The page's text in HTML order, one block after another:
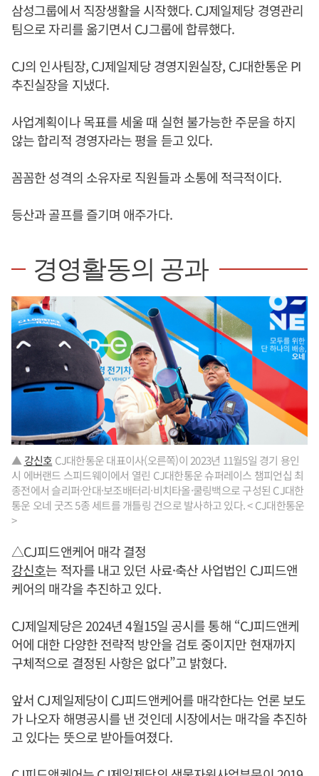
삼성그룹에서 직장생활을 시작했다. CJ제일제당 경영관리
팀으로 자리를 옮기면서 CJ그룹에 합류했다.
CJ의 인사팀장, CJ제일제당 경영지원실장, CJ대한통운 PI
추진실장을 지냈다.
사업계획이나 목표를 세울 때 실현 불가능한 주문을 하지
않는 합리적 경영자라는 평을 듣고 있다.
꼼꼼한 성격의 소유자로 직원들과 소통에 적극적이다.
등산과 골프를 즐기며 애주가다.
경영활동의 공과
▲ 강신호 CJ대한통운 대표이사(오른쪽)이 2023년 11월5일 경기 용인
시 에버랜드 스피드웨이에서 열린 CJ대한통운 슈퍼레이스 챔피언십 최
종전에서 슬리퍼·안대·보조배터리·비치타올·쿨링백으로 구성된 CJ대한
통운 오네 굿즈 5종 세트를 개틀링 건으로 발사하고 있다. < CJ대한통운
>
△CJ피드앤케어 매각 결정
강신호는 적자를 내고 있던 사료·축산 사업법인 CJ피드앤
케어의 매각을 추진하고 있다.
CJ제일제당은 2024년 4월15일 공시를 통해 “CJ피드앤케
어에 대한 다양한 전략적 방안을 검토 중이지만 현재까지
구체적으로 결정된 사항은 없다”고 밝혔다.
앞서 CJ제일제당이 CJ피드앤케어를 매각한다는 언론 보도
가 나오자 해명공시를 낸 것인데 시장에서는 매각을 추진하
고 있다는 뜻으로 받아들여졌다.